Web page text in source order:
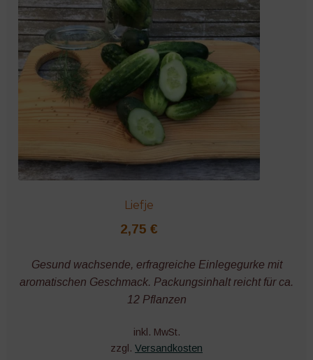
Liefje
2,75 €
Gesund wachsende, erfragreiche Einlegegurke mit
aromatischen Geschmack. Packungsinhalt reicht für ca.
12 Pflanzen
inkl. MwSt.
zzgl. Versandkosten